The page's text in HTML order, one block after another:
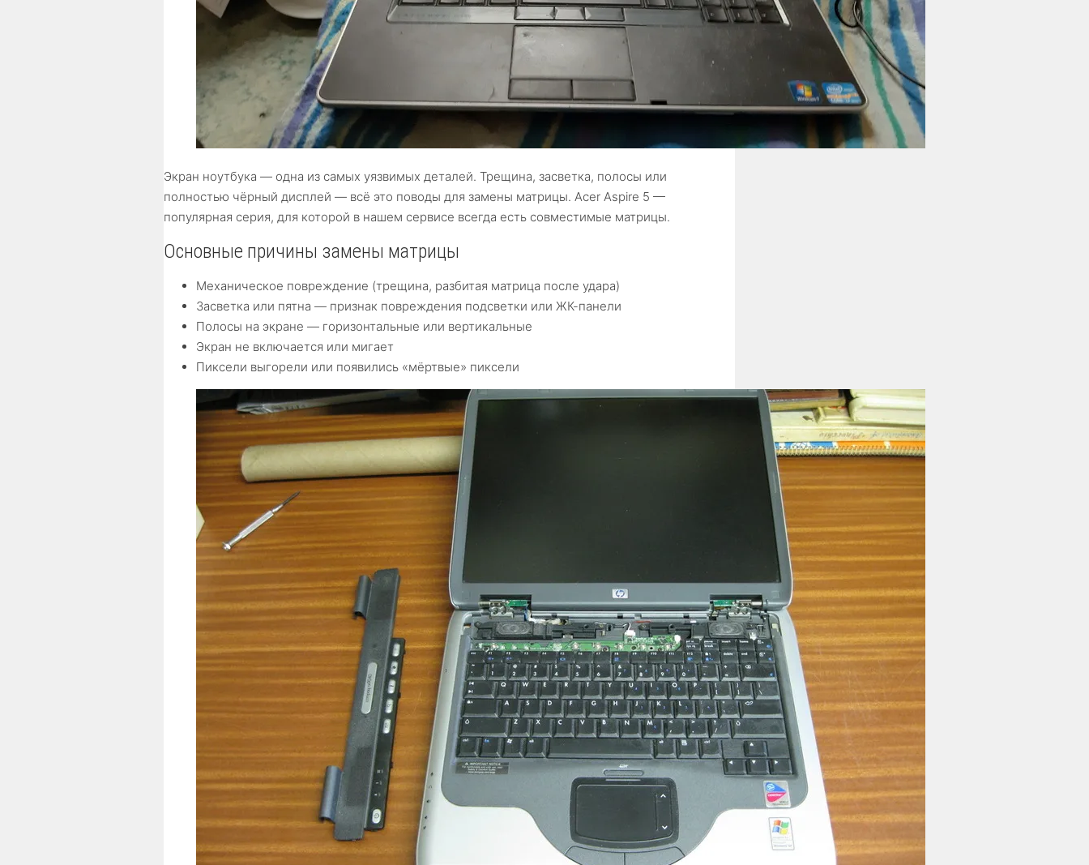
Экран ноутбука — одна из самых уязвимых деталей. Трещина, засветка, полосы или
полностью чёрный дисплей — всё это поводы для замены матрицы. Acer Aspire 5 —
популярная серия, для которой в нашем сервисе всегда есть совместимые матрицы.
Основные причины замены матрицы
Механическое повреждение (трещина, разбитая матрица после удара)
Засветка или пятна — признак повреждения подсветки или ЖК-панели
Полосы на экране — горизонтальные или вертикальные
Экран не включается или мигает
Пиксели выгорели или появились «мёртвые» пиксели